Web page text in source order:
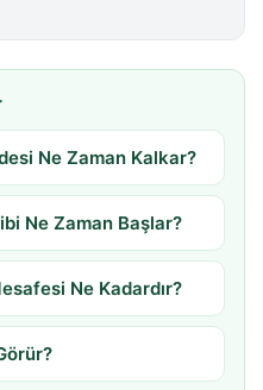
Ne Zaman Kalkar?
Ne Zaman Başlar?
Ne Kadardır?